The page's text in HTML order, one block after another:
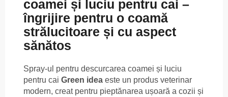
coamei și luciu pentru cai –
îngrijire pentru o coamă
strălucitoare și cu aspect
sănătos
Spray-ul pentru descurcarea coamei și luciu
pentru cai Green idea este un produs veterinar
modern, creat pentru pieptănarea ușoară a cozii și